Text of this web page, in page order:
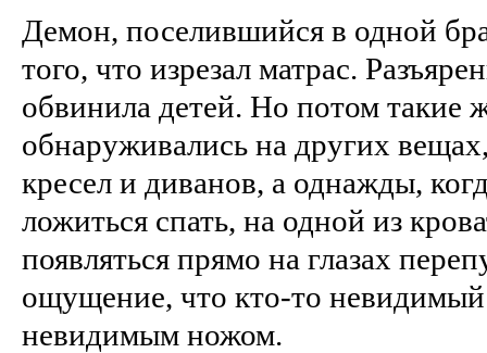
Демон, поселившийся в одной
того, что изрезал матрас.
обвинила детей. Но потом такие
обнаруживались на других
кресел и диванов, а однажды,
ложиться спать, на одной из
появляться прямо на глазах
ощущение, что кто‑то
невидимым ножом.